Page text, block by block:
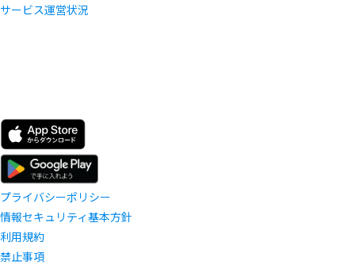
サービス運営状況
プライバシーポリシー
情報セキュリティ基本方針
利用規約
禁止事項